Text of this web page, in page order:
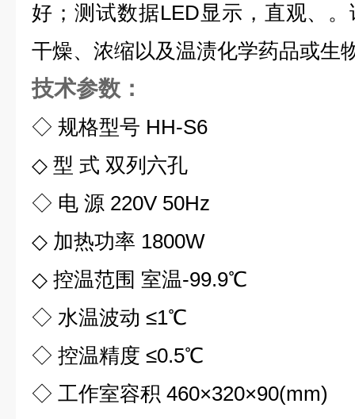
好；测试数据LED显示，直观、
干燥、浓缩以及温渍化学药品或生
技术参数：
◇ 规格型号 HH-S6
◇ 型 式 双列六孔
◇ 电 源 220V 50Hz
◇ 加热功率 1800W
◇ 控温范围 室温-99.9℃
◇ 水温波动 ≤1℃
◇ 控温精度 ≤0.5℃
◇ 工作室容积 460×320×90(mm)